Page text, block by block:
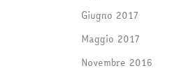
Giugno 2017
Maggio 2017
Novembre 2016